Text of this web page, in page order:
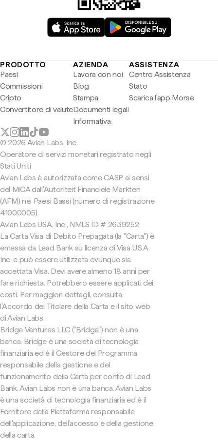
PRODOTTO
Paesi
Commissioni
Cripto
Convertitore di valute
AZIENDA
Lavora con noi
Blog
Stampa
Documenti legali
Informativa
ASSISTENZA
Centro Assistenza
Stato
Scarica l'app Morse
© 2026 Avian Labs, Inc
Operatore di servizi monetari registrato negli
Stati Uniti
Avian Labs è autorizzata come CASP ai sensi
del MiCA dall'Autoriteit Financiële Markten
(AFM) nei Paesi Bassi (numero di registrazione
41000005).
Avian Labs USA, Inc., NMLS ID # 2639252
La Carta Visa di Debito Prepagata (la "Carta") è
emessa da Lead Bank su licenza di Visa U.S.A.
Inc. e può essere utilizzata ovunque sia
accettata Visa. Devi avere almeno 18 anni per
fare richiesta. Potrebbero essere applicati dei
costi. Per maggiori dettagli, consulta
l'Accordo del Titolare della Carta e il sito web
di Avian Labs.
Bridge Ventures LLC ("Bridge") non è una
banca. Bridge è una società di tecnologia
finanziaria ed è il Gestore del Programma
responsabile della gestione e del
funzionamento della Carta per conto di Lead
Bank. Avian Labs non è una banca. Avian Labs
è una società di tecnologia finanziaria ed è il
Fornitore della Piattaforma responsabile
dell'applicazione, dell'accesso e della gestione
della carta.